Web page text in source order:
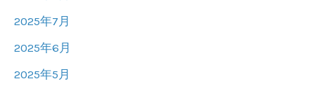
2025年7月
2025年6月
2025年5月